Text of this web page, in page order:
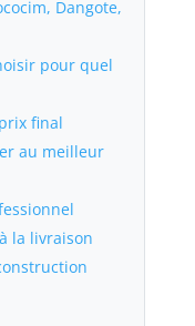
Dangote,
pour quel
final
au meilleur
la livraison